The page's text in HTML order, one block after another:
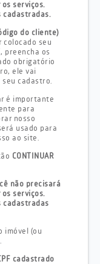
os serviços.
cadastradas.
do cliente)
colocado seu
preencha os
obrigatório
ele vai
seu cadastro.
é importante
para
nosso
usado para
ao site.
CONTINUAR
não precisará
os serviços.
cadastradas
imóvel (ou
cadastrado